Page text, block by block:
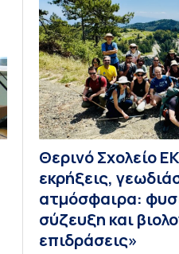
Θερινό Σχολείο
εκρήξεις,
ατμόσφαιρα:
σύζευξη και
επιδράσεις»